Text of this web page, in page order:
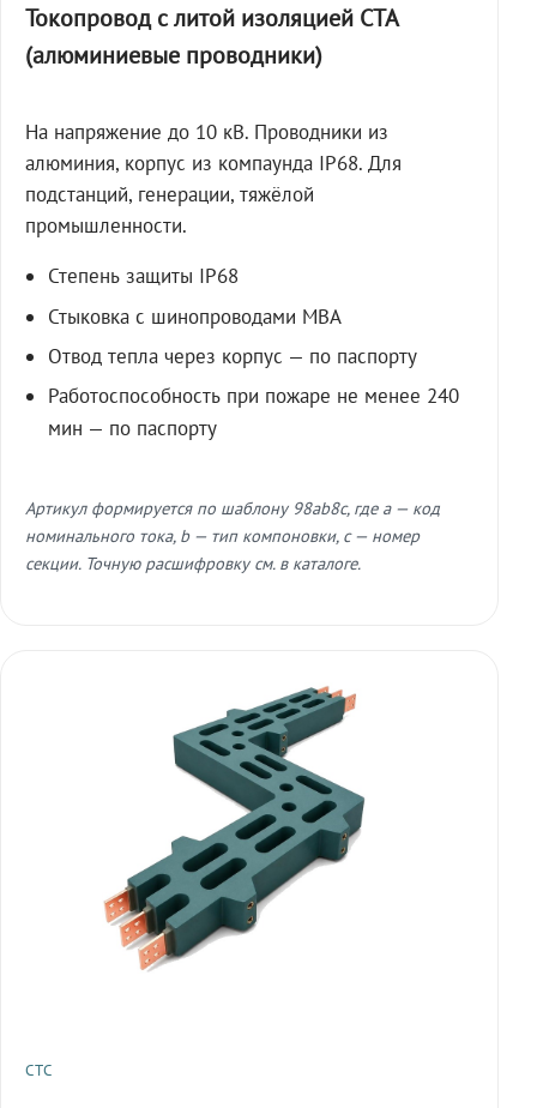
Токопровод с литой изоляцией СТА
(алюминиевые проводники)
На напряжение до 10 кВ. Проводники из
алюминия, корпус из компаунда IP68. Для
подстанций, генерации, тяжёлой
промышленности.
Степень защиты IP68
Стыковка с шинопроводами МВА
Отвод тепла через корпус — по паспорту
Работоспособность при пожаре не менее 240
мин — по паспорту
Артикул формируется по шаблону 98ab8c, где a — код
номинального тока, b — тип компоновки, c — номер
секции. Точную расшифровку см. в каталоге.
СТС